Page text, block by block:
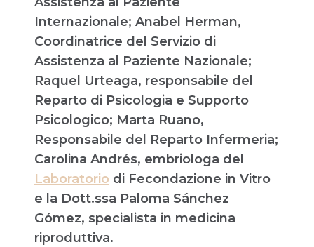
Internazionale; Anabel Herman,
Coordinatrice del Servizio di
Assistenza al Paziente Nazionale;
Raquel Urteaga, responsabile del
Reparto di Psicologia e Supporto
Psicologico; Marta Ruano,
Responsabile del Reparto Infermeria;
Carolina Andrés, embriologa del
Laboratorio di Fecondazione in Vitro
e la Dott.ssa Paloma Sánchez
Gómez, specialista in medicina
riproduttiva.